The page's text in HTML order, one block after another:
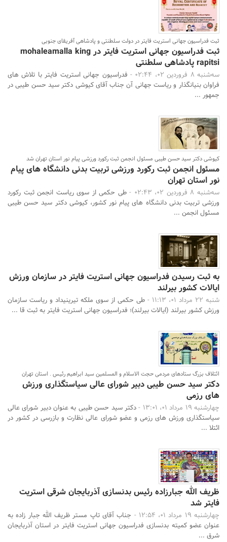
ثبت فدراسیون جهانی استریت فایتر در دولت سلطنتی و پادشاهی آفریقای جنوبی
ثبت فدراسیون جهانی استریت فایتر در mohaleamalla king
rapitsi پادشاهی سلطنتی
سه‌شنبه 8 فروردین 02، 02:44 -
فدراسیون جهانی استریت فایتر با تلاش های
فراوان بنیانگذار و ریاست جهانی آن جناب آقای کیوشی دکتر سید حسن طیبی در
جمهور ...
کیوشی دکتر سید حسن طیبی مسئول انجمن ثبت رکورد ورزشی پیام نور استان تهران شد
مسئول انجمن ثبت رکورد ورزشی تربیت بدنی دانشگاه های پیام
نور استان تهران
سه‌شنبه 8 فروردین 02، 02:43 -
طی حکمی از سوی ریاست انجمن ثبت رکورد
ورزشی تربیت بدنی دانشگاه های پیام نور کشور، کیوشی دکتر سید حسن طیبی
مسئول انجمن ...
به ثبت رسیدن فدراسیون جهانی استریت فایتر در سازمان ورزش
ایالات کشور بیرلند
شنبه 22 مرداد 01، 11:13 -
طی حکمی از سوی ملکه تیرینیداد و ریاست سازمان
ورزش کشور بیرلند (ایالات بیرلند)؛ فدراسیون جهانی استریت فایتر به ثبت قا ...
ائتلاف بزرگ ستادهای مردمی حجت الاسلام و المسلمین سید ابراهیم رئیس . استان تهران
دکتر سید حسن طیبی دبیر شورای عالی سیاستگذاری ورزش
های رزمی
چهارشنبه 19 مرداد 01، 13:01 -
دکتر سید حسن طیبی به عنوان دبیر شورای عالی
سیاستگذاری ورزش های رزمی و عضو شورای عالی نظارت و بازرسی در کشور در
ائتلا ...
ظریف‌ الله جبارزاده رئیس بدنسازی آذربایجان شرقی استریت
فایتر شد
چهارشنبه 19 مرداد 01، 12:54 -
جناب آقای تاپ مستر ظریف الله جبار زاده به
عنوان عضو کمیته بدنسازی فدراسیون جهانی استریت فایتر در استان آذربایجان
شرق ...